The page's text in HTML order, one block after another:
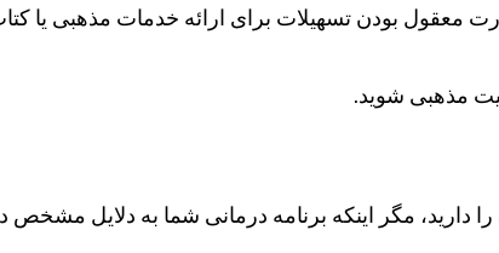
معقول بودن تسهیلات برای ارائه خدمات مذهبی یا
مذهبی شوید.
دارید، مگر اینکه برنامه درمانی شما به دلایل